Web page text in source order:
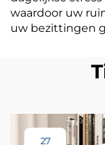
waardoor uw
uw bezittingen
27